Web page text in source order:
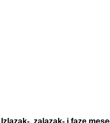
Izlazak-, zalazak- i faze